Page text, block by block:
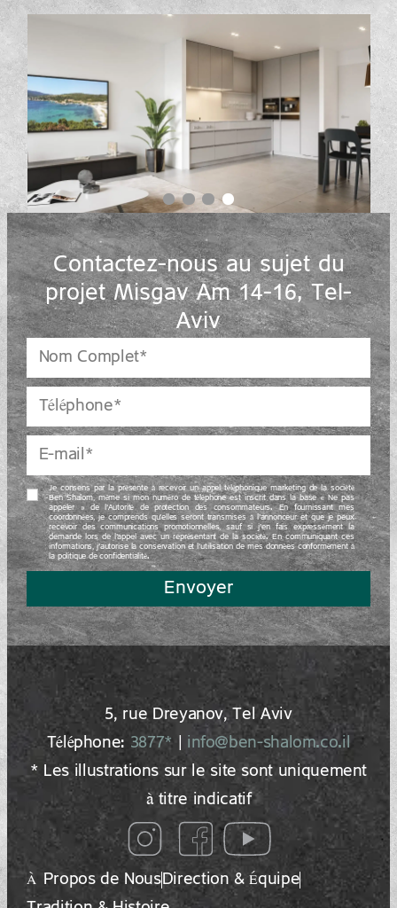
Contactez-nous au sujet du
projet Misgav Am 14–16, Tel-
Aviv
Je consens par la présente à recevoir un appel téléphonique marketing de la société
Ben Shalom, même si mon numéro de téléphone est inscrit dans la base « Ne pas
appeler » de l’Autorité de protection des consommateurs. En fournissant mes
coordonnées, je comprends qu’elles seront transmises à l’annonceur et que je peux
recevoir des communications promotionnelles, sauf si j’en fais expressément la
demande lors de l’appel avec un représentant de la société. En communiquant ces
informations, j’autorise la conservation et l’utilisation de mes données conformément à
la politique de confidentialité.
Envoyer
5, rue Dreyano‍v, Tel Aviv
Téléphone: 3877*
info@ben-shalom.co.il
* Les illustrations sur le site sont uniquement
à titre indicatif
À Propos de NousDirection & Équipe